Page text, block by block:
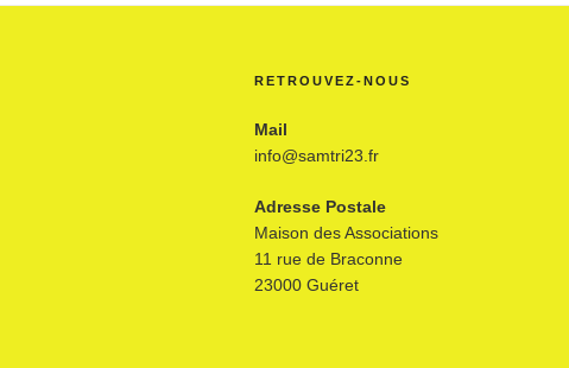
RETROUVEZ-NOUS
Mail
info@samtri23.fr
Adresse Postale
Maison des Associations
11 rue de Braconne
23000 Guéret